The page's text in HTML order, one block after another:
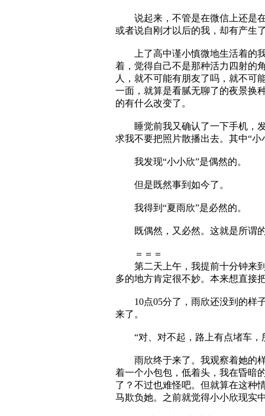
说起来，不管是在微信上还是在
或者说自刚才以后的我，却有产生
上了高中谨小慎微地生活着的我
着，觉得自己不是那种活力四射的
人，就不可能有朋友了吗，就不可
一面，就算是看腻无聊了的夜景换
的有什么改变了。
睡觉前我又确认了一下手机，发
求我不要把照片散播出去。其中“
我发现“小小欣”是偶然的。
但是既然事到如今了。
我得到“夏雨欣”是必然的。
既偶然，又必然。这就是所谓的
＝＝＝
第二天上午，我提前十分钟来到
多的地方肯定很不妙。本来想直接
10点05分了，雨欣还没到的样子
来了。
“对、对不起，路上有点堵车
雨欣终于来了。我观察着她的样
着一个小包包，低着头，我在昏暗
了？不过也难怪吧。但就算在这种
马欺负她。之前就觉得小小欣现实